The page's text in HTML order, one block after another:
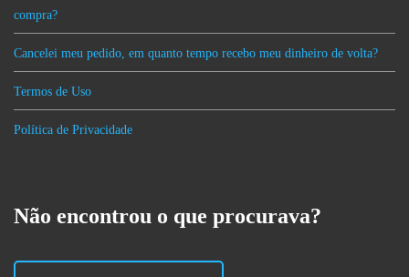
compra?
Cancelei meu pedido, em quanto tempo recebo meu dinheiro de volta?
Termos de Uso
Política de Privacidade
Não encontrou o que procurava?